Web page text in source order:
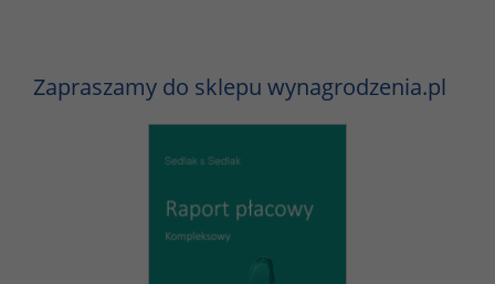
Zapraszamy do sklepu wynagrodzenia.pl